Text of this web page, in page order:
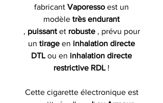
fabricant Vaporesso est un
modèle très endurant
, puissantet robuste, prévu pour
un tirage en inhalation directe
DTLou en inhalation directe
restrictive RDL!
Cette cigarette électronique est